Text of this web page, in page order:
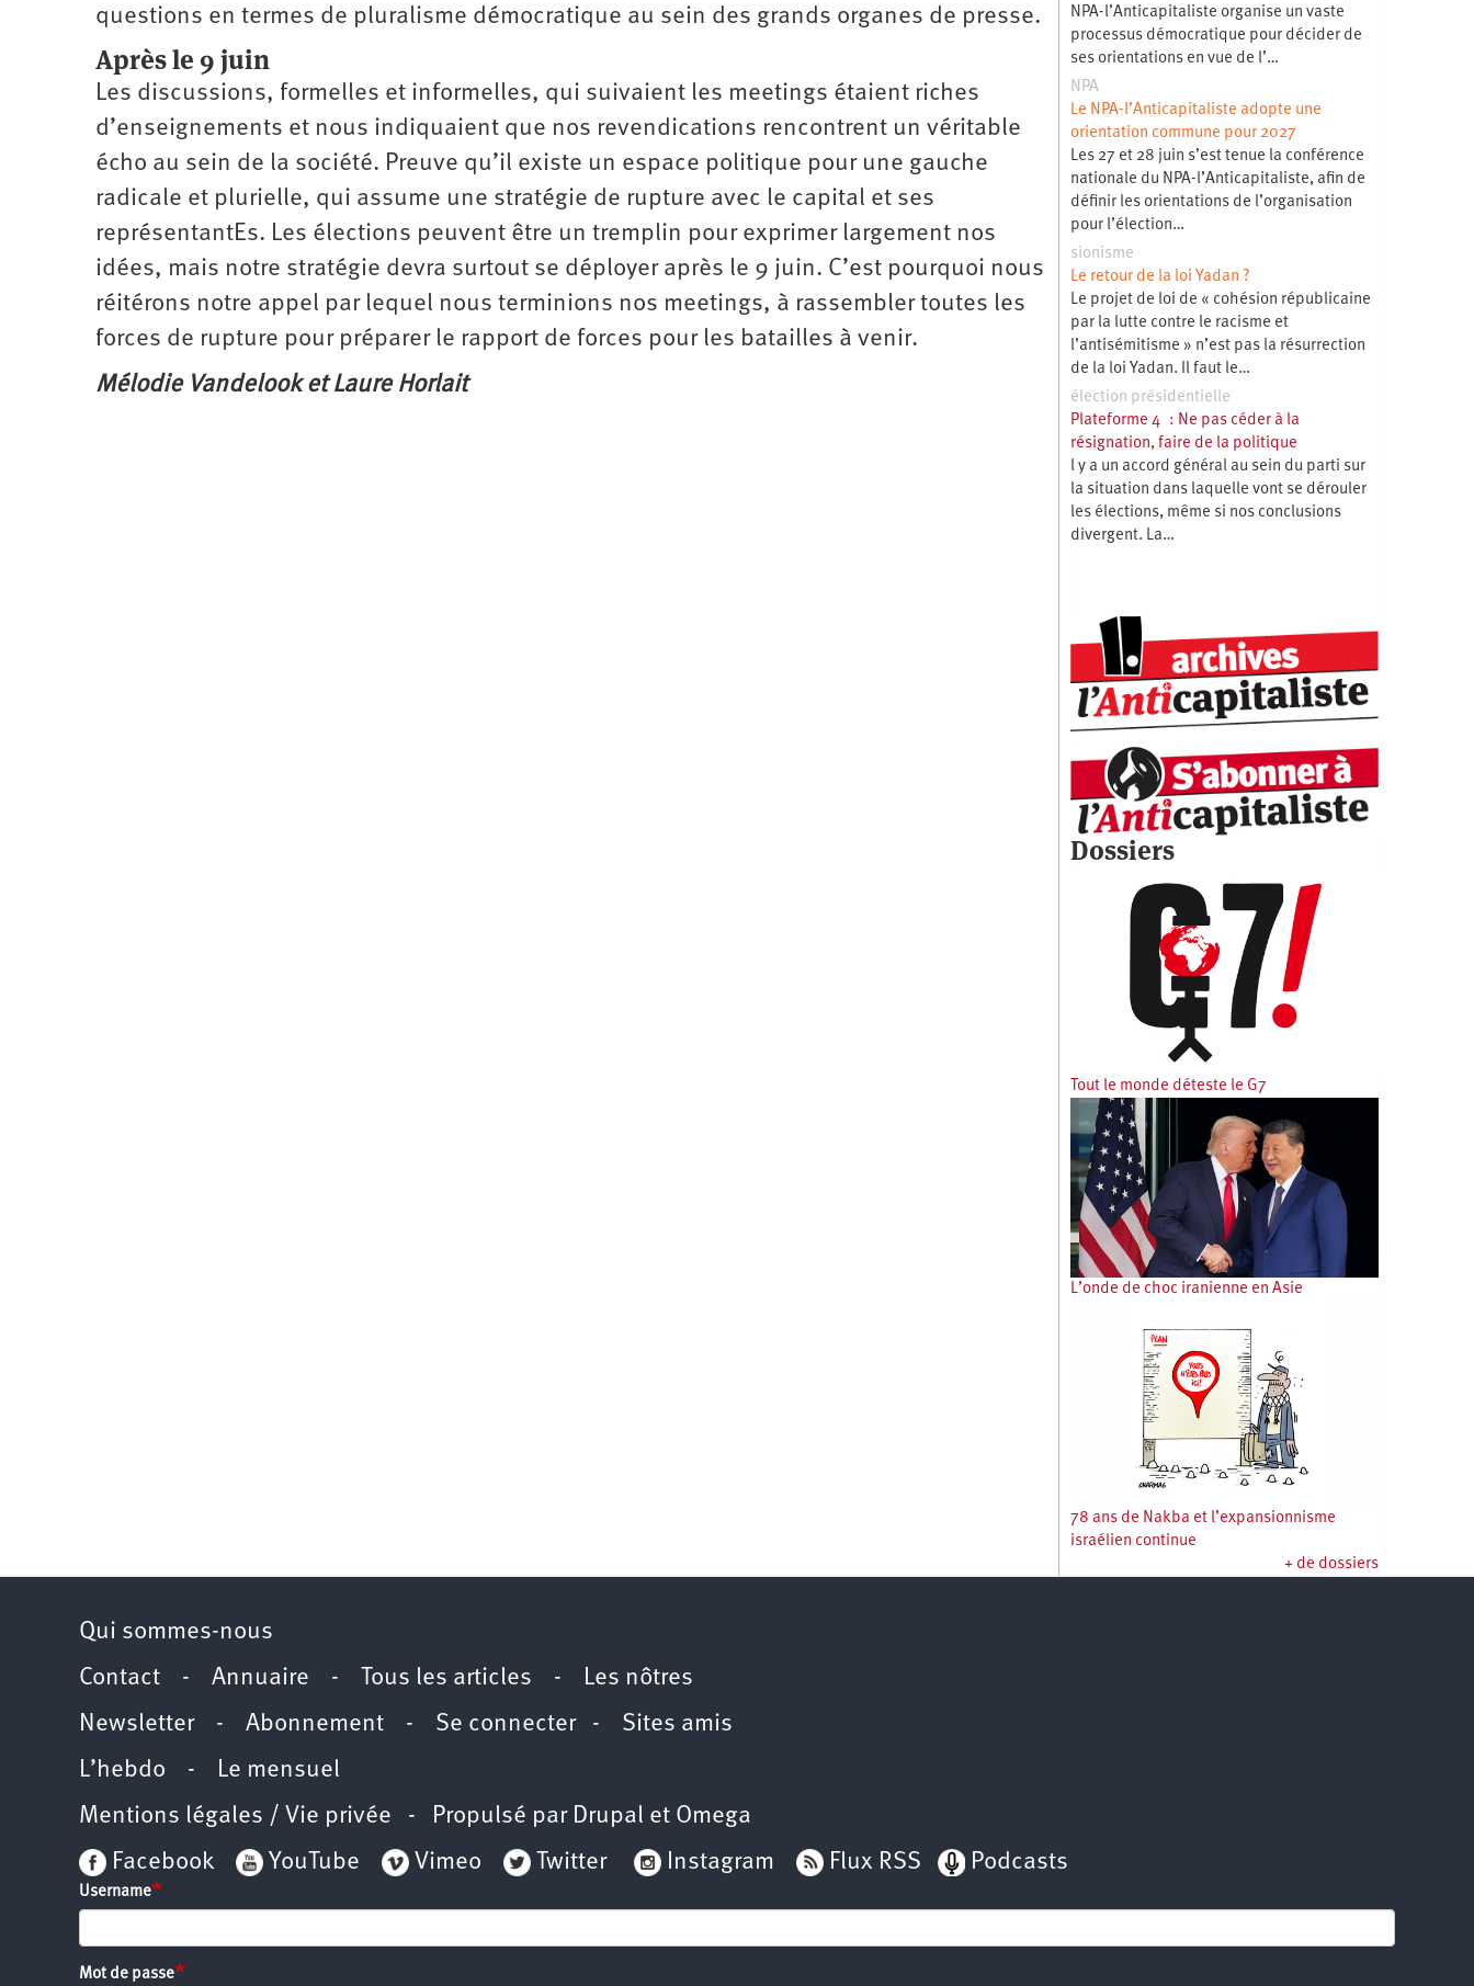
questions en termes de pluralisme démocratique au sein des grands organes de presse.
Après le 9 juin
Les discussions, formelles et informelles, qui suivaient les meetings étaient riches
d’enseignements et nous indiquaient que nos revendications rencontrent un véritable
écho au sein de la société. Preuve qu’il existe un espace politique pour une gauche
radicale et plurielle, qui assume une stratégie de rupture avec le capital et ses
représentantEs. Les élections peuvent être un tremplin pour exprimer largement nos
idées, mais notre stratégie devra surtout se déployer après le 9 juin. C’est pourquoi nous
réitérons notre appel par lequel nous terminions nos meetings, à rassembler toutes les
forces de rupture pour préparer le rapport de forces pour les batailles à venir.
Mélodie Vandelook et Laure Horlait
NPA-l’Anticapitaliste organise un vaste
processus démocratique pour décider de
ses orientations en vue de l’…
NPA
Le NPA-l’Anticapitaliste adopte une
orientation commune pour 2027
Les 27 et 28 juin s’est tenue la conférence
nationale du NPA-l’Anticapitaliste, afin de
définir les orientations de l’organisation
pour l’élection…
sionisme
Le retour de la loi Yadan ?
Le projet de loi de « cohésion républicaine
par la lutte contre le racisme et
l’antisémitisme » n’est pas la résurrection
de la loi Yadan. Il faut le…
élection présidentielle
Plateforme 4 : Ne pas céder à la
résignation, faire de la politique
l y a un accord général au sein du parti sur
la situation dans laquelle vont se dérouler
les élections, même si nos conclusions
divergent. La…
Dossiers
Tout le monde déteste le G7
L’onde de choc iranienne en Asie
78 ans de Nakba et l’expansionnisme
israélien continue
+ de dossiers
Qui sommes-nous
Contact - Annuaire - Tous les articles - Les nôtres
Newsletter- Abonnement - Se connecter- Sites amis
L’hebdo - Le mensuel
Mentions légales / Vie privée - Propulsé par Drupal et Omega
Facebook
YouTube Vimeo Twitter Instagram Flux RSS Podcasts
Username
Mot de passe